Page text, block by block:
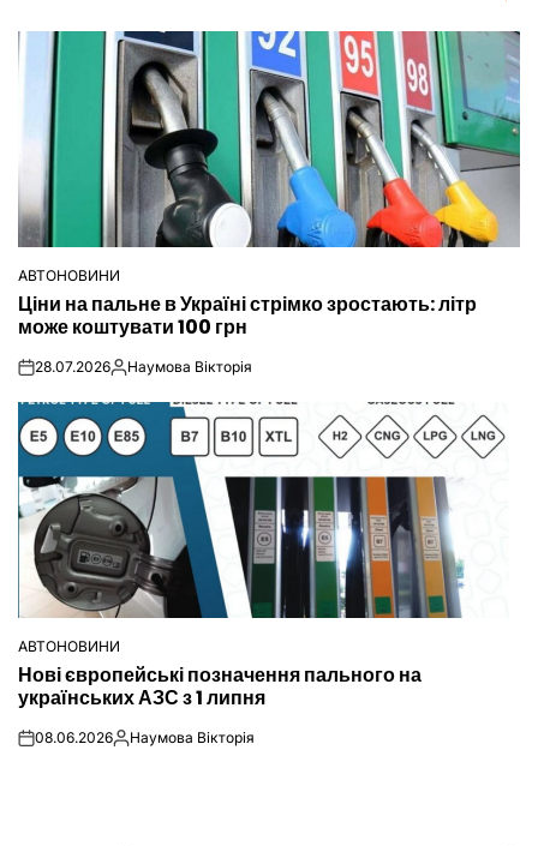
ОПУБЛІКУВАТИ
У
АВТОНОВИНИ
Ціни на пальне в Україні стрімко зростають: літр
може коштувати 100 грн
on28.07.2026Опубліковано
Наумова Вікторія
ОПУБЛІКУВАТИ
У
АВТОНОВИНИ
Нові європейські позначення пального на
українських АЗС з 1 липня
on08.06.2026Опубліковано
Наумова Вікторія